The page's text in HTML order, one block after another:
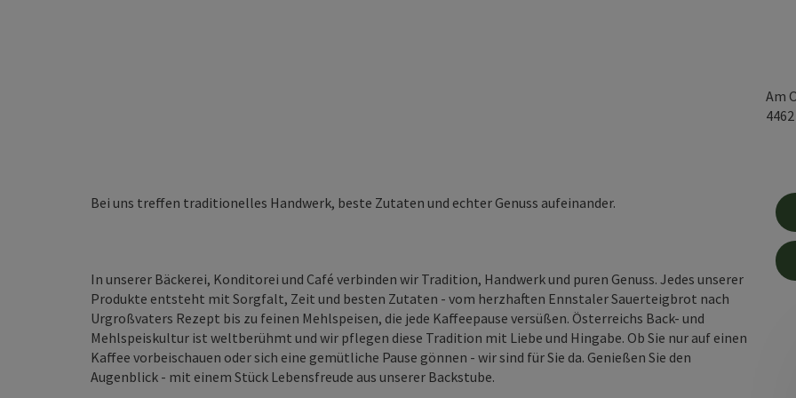
Am
4462
Bei uns treffen traditionelles Handwerk, beste Zutaten und echter Genuss aufeinander.
In unserer Bäckerei, Konditorei und Café verbinden wir Tradition, Handwerk und puren Genuss. Jedes unserer
Produkte entsteht mit Sorgfalt, Zeit und besten Zutaten - vom herzhaften Ennstaler Sauerteigbrot nach
Urgroßvaters Rezept bis zu feinen Mehlspeisen, die jede Kaffeepause versüßen. Österreichs Back- und
Mehlspeiskultur ist weltberühmt und wir pflegen diese Tradition mit Liebe und Hingabe. Ob Sie nur auf einen
Kaffee vorbeischauen oder sich eine gemütliche Pause gönnen - wir sind für Sie da. Genießen Sie den
Augenblick - mit einem Stück Lebensfreude aus unserer Backstube.